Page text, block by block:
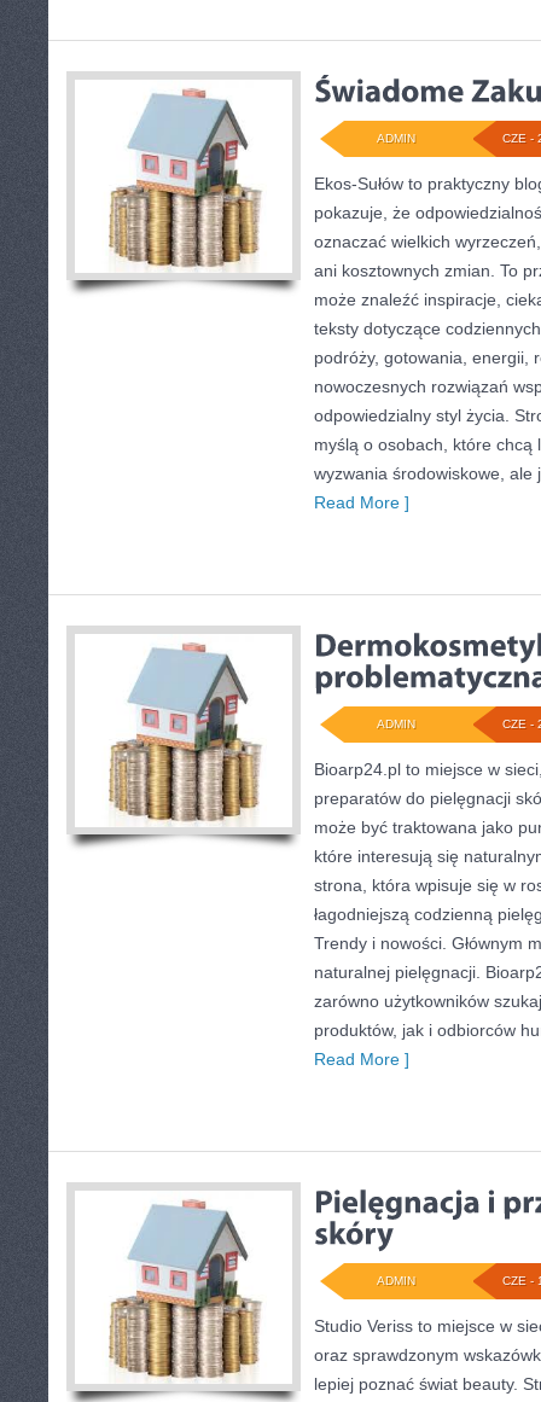
CZE -
ADMIN
Ekos-Sułów to praktyczny
pokazuje, że
oznaczać wielkich
ani kosztownych zmian. To
może znaleźć inspiracje,
teksty dotyczące
podróży, gotowania, energii,
nowoczesnych rozwiązań
odpowiedzialny styl życia.
myślą o osobach, które chcą
wyzwania środowiskowe, ale
Read More ]
CZE -
ADMIN
Bioarp24.pl to miejsce w
preparatów do pielęgnacji
może być traktowana jako
które interesują się
strona, która wpisuje się w
łagodniejszą codzienną
Trendy i nowości. Głównym
naturalnej pielęgnacji.
zarówno użytkowników
produktów, jak i odbiorców
Read More ]
CZE -
ADMIN
Studio Veriss to miejsce w
oraz sprawdzonym
lepiej poznać świat beauty.